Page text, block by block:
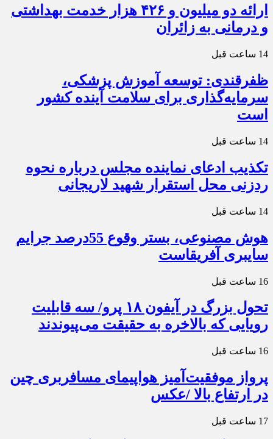
ارائه دو میلیون و ۴۲۶ هزار خدمت بهداشتی
و درمانی به زائران
14 ساعت قبل
ظفرقندی: توسعه آموزش پزشکی،
سرمایه‌گذاری برای سلامت آینده کشور
است
14 ساعت قبل
تکذیب ادعای نماینده مجلس درباره نحوه
ردزنی محل استقرار شهید لاریجانی
14 ساعت قبل
هوش مصنوعی، بستر وقوع 55درصد جرایم
سایبری آفریقاست
16 ساعت قبل
تحول بزرگ در آیفون ۱۸ پرو/ سه قابلیت
رویایی که بالاخره به حقیقت می‌پیوندند
16 ساعت قبل
پرواز موفقیت‌آمیز هواپیمای مسافربری چین
در ارتفاع بالا /عکس
17 ساعت قبل